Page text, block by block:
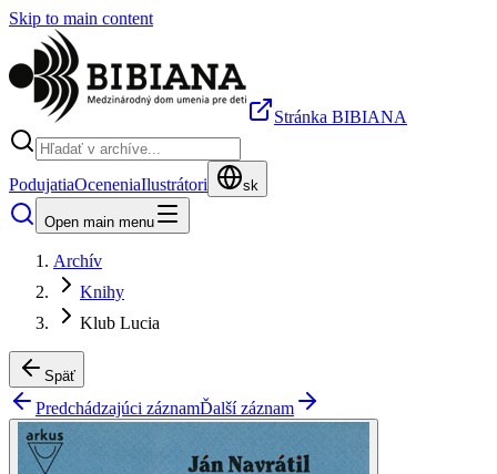
Skip to main content
Stránka BIBIANA
PodujatiaOceneniaIlustrátori sk
Open main menu
Archív
Knihy
Klub Lucia
Späť
Predchádzajúci záznamĎalší záznam